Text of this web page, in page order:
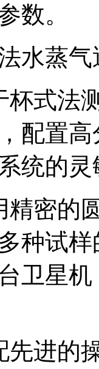
数。
水蒸
杯式法
配置
统的灵
精密的
种试
卫星
先进的